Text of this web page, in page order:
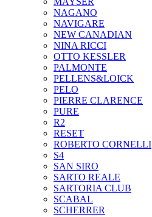
NAGANO
NAVIGARE
NEW CANADIAN
NINA RICCI
OTTO KESSLER
PALMONTE
PELLENS&LOICK
PELO
PIERRE CLARENCE
PURE
R2
RESET
ROBERTO CORNELLI
S4
SAN SIRO
SARTO REALE
SARTORIA CLUB
SCABAL
SCHERRER